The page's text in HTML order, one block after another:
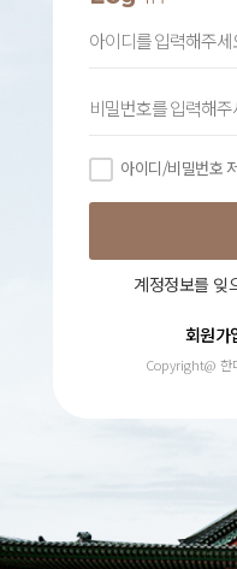
아이디/비밀번호
계정정보를 잊
회원가
Copyright@ 한